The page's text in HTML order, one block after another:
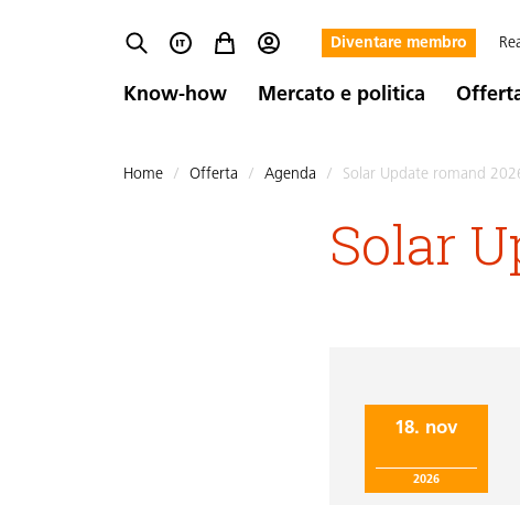
Diventare membro
Know-how Mercato e politica
Home / Offerta / Agenda / Solar Update romand
Solar
18. nov
2026